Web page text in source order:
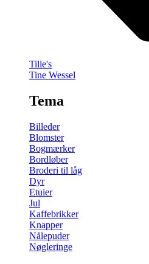
Tille's
Tine Wessel
Tema
Billeder
Blomster
Bogmærker
Bordløber
Broderi til låg
Dyr
Etuier
Jul
Kaffebrikker
Knapper
Nålepuder
Nøgleringe